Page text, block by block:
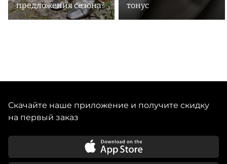
предложения сезона?
тонус
Скачайте наше приложение и получите скидку
на первый заказ